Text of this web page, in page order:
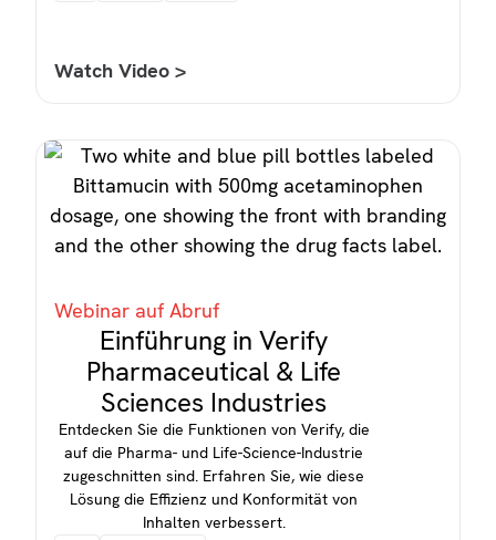
Watch Video >
Webinar auf Abruf
Einführung in Verify
Pharmaceutical & Life
Sciences Industries
Entdecken Sie die Funktionen von Verify, die
auf die Pharma- und Life-Science-Industrie
zugeschnitten sind. Erfahren Sie, wie diese
Lösung die Effizienz und Konformität von
Inhalten verbessert.